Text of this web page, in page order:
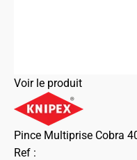
Voir le produit
Pince Multiprise Cobra
Ref :